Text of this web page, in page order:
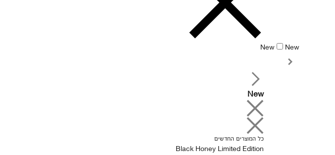
New New
New
כל המוצרים החדשים
Black Honey Limited Edition